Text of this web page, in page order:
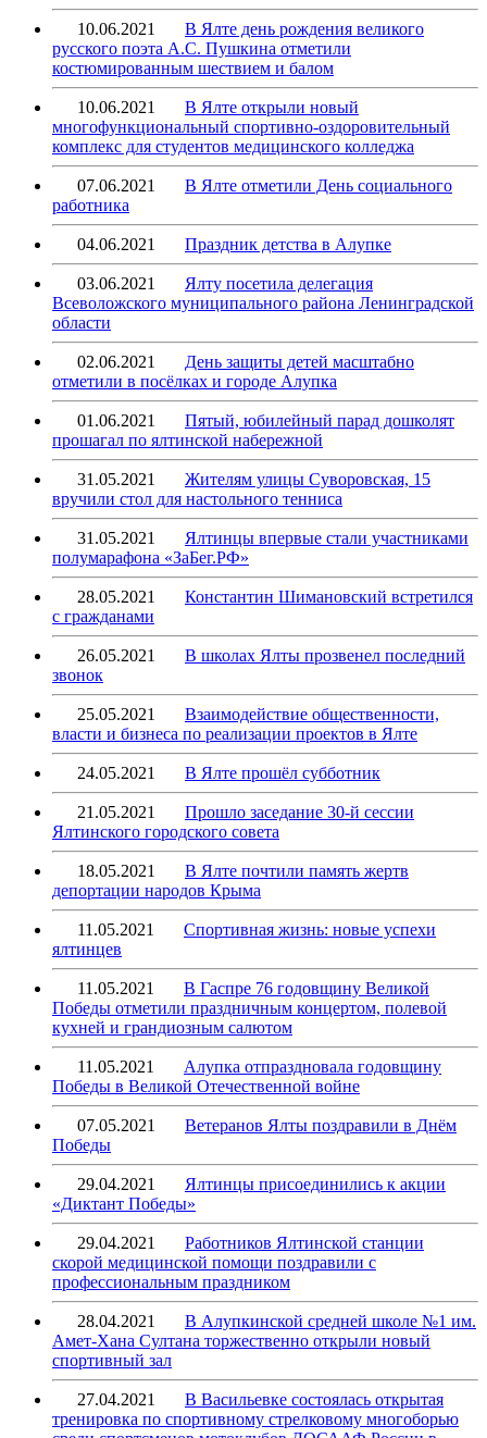
10.06.2021
В Ялте день рождения великого
русского поэта А.С. Пушкина отметили
костюмированным шествием и балом
10.06.2021
В Ялте открыли новый
многофункциональный спортивно-оздоровительный
комплекс для студентов медицинского колледжа
07.06.2021
В Ялте отметили День социального
работника
04.06.2021 Праздник детства в Алупке
03.06.2021
Ялту посетила делегация
Всеволожского муниципального района Ленинградской
области
02.06.2021
День защиты детей масштабно
отметили в посёлках и городе Алупка
01.06.2021
Пятый, юбилейный парад дошколят
прошагал по ялтинской набережной
31.05.2021
Жителям улицы Суворовская, 15
вручили стол для настольного тенниса
31.05.2021
Ялтинцы впервые стали участниками
полумарафона «ЗаБег.РФ»
28.05.2021
Константин Шимановский встретился
с гражданами
26.05.2021
В школах Ялты прозвенел последний
звонок
25.05.2021
Взаимодействие общественности,
власти и бизнеса по реализации проектов в Ялте
24.05.2021 В Ялте прошёл субботник
21.05.2021
Прошло заседание 30-й сессии
Ялтинского городского совета
18.05.2021
В Ялте почтили память жертв
депортации народов Крыма
11.05.2021
Спортивная жизнь: новые успехи
ялтинцев
11.05.2021
В Гаспре 76 годовщину Великой
Победы отметили праздничным концертом, полевой
кухней и грандиозным салютом
11.05.2021
Алупка отпраздновала годовщину
Победы в Великой Отечественной войне
07.05.2021
Ветеранов Ялты поздравили в Днём
Победы
29.04.2021
Ялтинцы присоединились к акции
«Диктант Победы»
29.04.2021
Работников Ялтинской станции
скорой медицинской помощи поздравили с
профессиональным праздником
28.04.2021
В Алупкинской средней школе №1 им.
Амет-Хана Султана торжественно открыли новый
спортивный зал
27.04.2021
В Васильевке состоялась открытая
тренировка по спортивному стрелковому многоборью